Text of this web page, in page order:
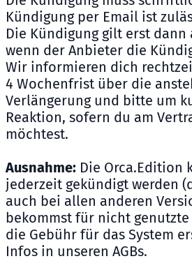
Kündigung per Email ist
Die Kündigung gilt erst dann
wenn der Anbieter die
Wir informieren dich
4 Wochenfrist über die
Verlängerung und bitte um
Reaktion, sofern du am
möchtest.
Ausnahme: Die Orca.Edition
jederzeit gekündigt werden
auch bei allen anderen
bekommst für nicht
die Gebühr für das System
Infos in unseren AGBs.